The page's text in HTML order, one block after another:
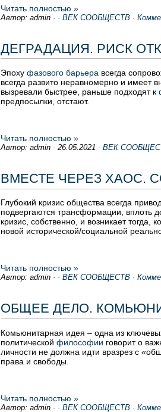
Читать полностью »
Автор: admin · · ВЕК СООБЩЕСТВ ·
ДЕГРАДАЦИЯ. РИСК
Эпоху фазового барьера всегда
всегда развито неравномерно и имеет
вызревали быстрее, раньше подходят к
предпосылки, отстают.
Читать полностью »
Автор: admin · 26.05.2021 · ВЕК
ВМЕСТЕ ЧЕРЕЗ ХАОС.
Глубокий кризис общества всегда
подвергаются трансформации, вплоть
кризис, собственно, и возникает
новой исторической/социальной
Читать полностью »
Автор: admin · · ВЕК СООБЩЕСТВ ·
ОБЩЕЕ ДЕЛО.
Комьюнитарная идея – одна из
политической философии говорит о
личности не должна идти вразрез с
права и свободы.
Читать полностью »
Автор: admin · · ВЕК СООБЩЕСТВ ·